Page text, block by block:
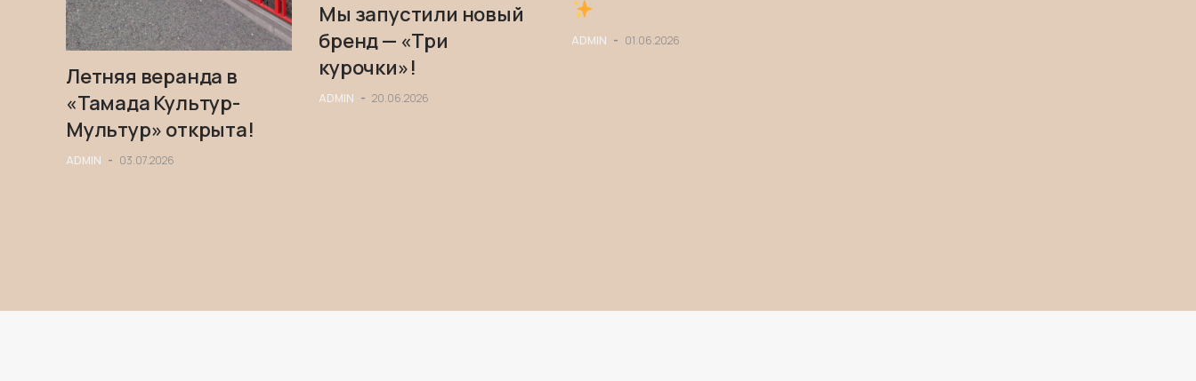
Летняя веранда в
«Тамада Культур-
Мультур» открыта!
ADMIN - 03.07.2026
Мы запустили новый
бренд — «Три
курочки»!
ADMIN - 20.06.2026
ADMIN - 01.06.2026